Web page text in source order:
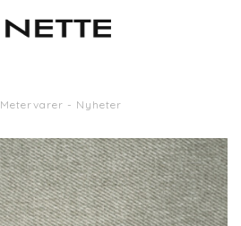
Metervarer - Nyheter